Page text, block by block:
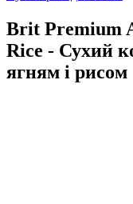
Brit Premium
Riсe - Сухий
ягням і рисом